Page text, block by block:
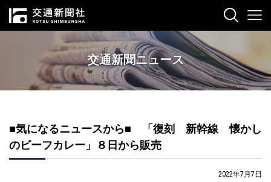
交通新聞ニュース
■気になるニュースから■ 「復刻 新幹線 懐かし
のビーフカレー」８日から販売
2022年7月7日